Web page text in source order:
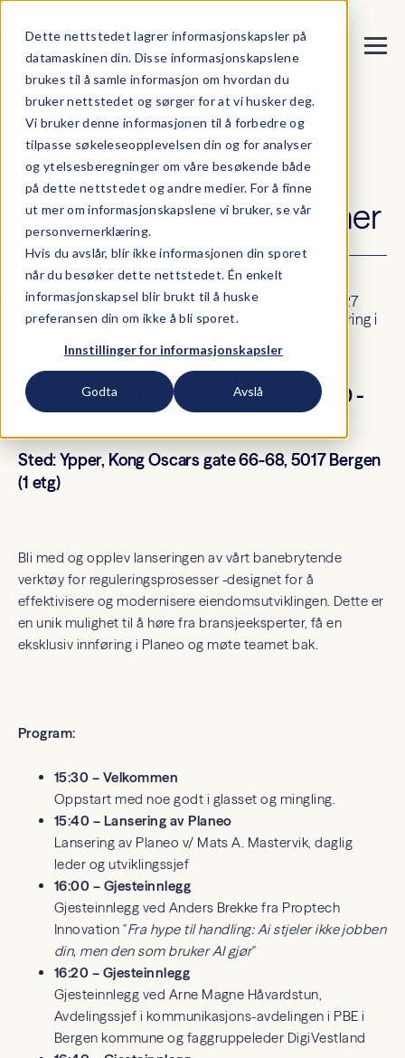
Dette nettstedet lagrer informasjonskapsler på
datamaskinen din. Disse informasjonskapslene
brukes til å samle informasjon om hvordan du
bruker nettstedet og sørger for at vi husker deg.
Vi bruker denne informasjonen til å forbedre og
tilpasse søkeleseopplevelsen din og for analyser
og ytelsesberegninger om våre besøkende både
på dette nettstedet og andre medier. For å finne
ut mer om informasjonskapslene vi bruker, se vår
personvernerklæring.
Hvis du avslår, blir ikke informasjonen din sporet
når du besøker dette nettstedet. Én enkelt
informasjonskapsel blir brukt til å huske
preferansen din om ikke å bli sporet.
Innstillinger for informasjonskapsler
Godta Avslå
Velkommen til
Norgeslansering av
Planeo - meld deg på her
Velkommen til Norgeslansering av Planeo i Bergen 27
mars. Hør fra bransjeeksperter, få en eksklusiv innføring i
Velkommen til lansering 27 mars, 15:30 -
Sted:Ypper, Kong Oscars gate 66-68, 5017 Bergen
(1 etg)
Bli med og opplev lanseringen av vårt banebrytende
verktøy for reguleringsprosesser -designet for å
effektivisere og modernisere eiendomsutviklingen. Dette er
en unik mulighet til å høre fra bransjeeksperter, få en
eksklusiv innføring i Planeo og møte teamet bak.
Program:
15:30 – Velkommen
Oppstart med noe godt i glasset og mingling.
15:40 – Lansering av Planeo
Lansering av Planeo v/ Mats A. Mastervik, daglig
leder og utviklingssjef
16:00 – Gjesteinnlegg
Gjesteinnlegg ved Anders Brekke fra Proptech
Innovation "Fra hype til handling: Ai stjeler ikke jobben
din, men den som bruker AI gjør"
16:20 – Gjesteinnlegg
Gjesteinnlegg ved Arne Magne Håvardstun,
Avdelingssjef i kommunikasjons-avdelingen i PBE i
Bergen kommune og faggruppeleder DigiVestland